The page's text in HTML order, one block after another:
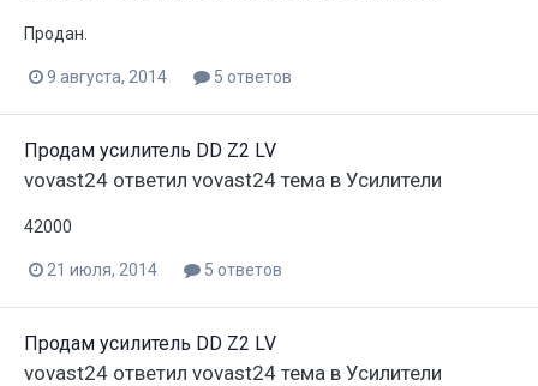
Продан.
9 августа, 2014 5 ответов
Продам усилитель DD Z2 LV
vovast24 ответил vovast24 тема в Усилители
42000
21 июля, 2014 5 ответов
Продам усилитель DD Z2 LV
vovast24 ответил vovast24 тема в Усилители